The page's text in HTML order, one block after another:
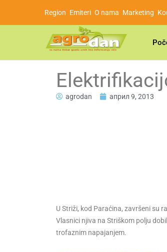
Region Emiteri O nama Marketing
agrodan април 9, 2013
U Striži, kod Paraćina, završeni su
Vlasnici njiva na Striškom polju
trofaznim napajanjem.